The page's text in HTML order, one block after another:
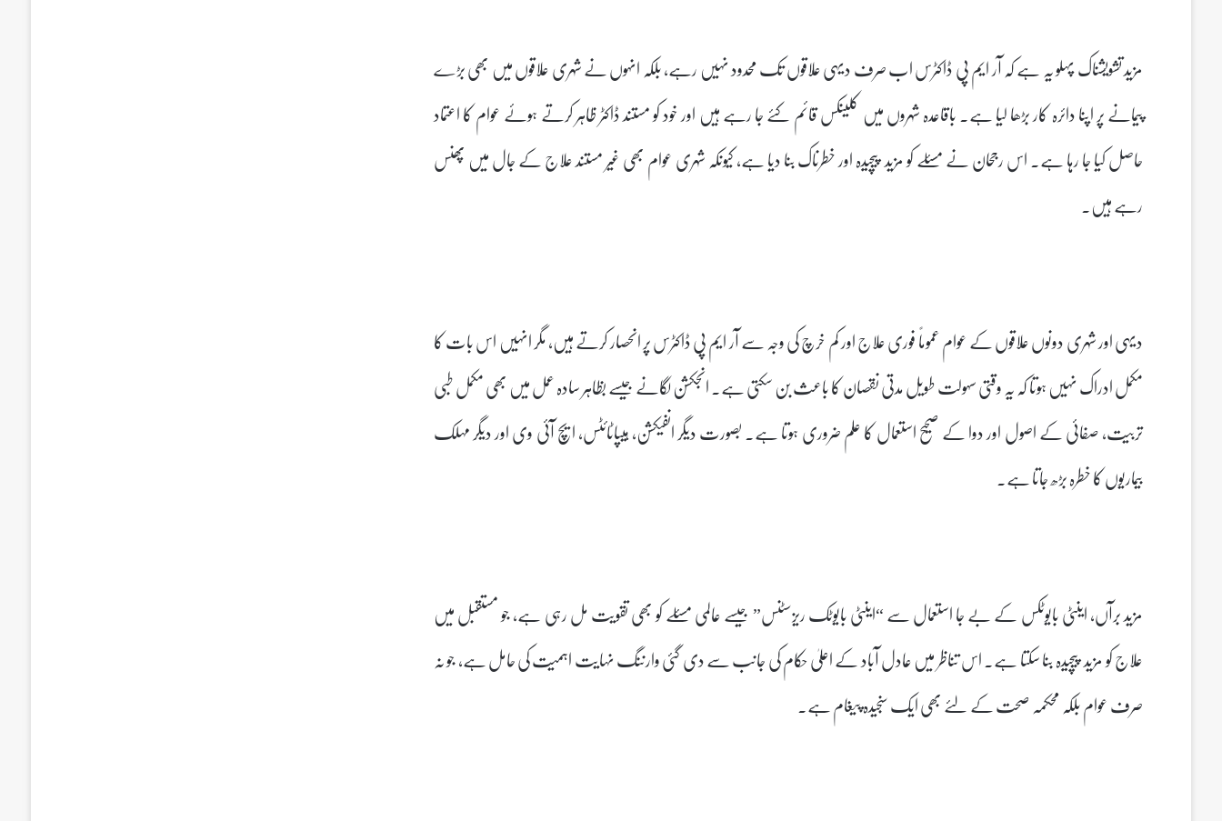
مزید تشویشناک پہلو یہ ہے کہ آر ایم پی ڈاکٹرس اب صرف دیہی علاقوں تک محدود نہیں رہے، بلکہ انہوں نے شہری علاقوں میں بھی بڑے
پیمانے پر اپنا دائرہ کار بڑھا لیا ہے۔ باقاعدہ شہروں میں کلینکس قائم کئے جا رہے ہیں اور خود کو مستند ڈاکٹر ظاہر کرتے ہوئے عوام کا اعتماد
حاصل کیا جا رہا ہے۔ اس رجحان نے مسئلے کو مزید پیچیدہ اور خطرناک بنا دیا ہے، کیونکہ شہری عوام بھی غیر مستند علاج کے جال میں پھنس
رہے ہیں۔
دیہی اور شہری دونوں علاقوں کے عوام عموماً فوری علاج اور کم خرچ کی وجہ سے آر ایم پی ڈاکٹرس پر انحصار کرتے ہیں، مگر انہیں اس بات کا
مکمل ادراک نہیں ہوتا کہ یہ وقتی سہولت طویل مدتی نقصان کا باعث بن سکتی ہے۔ انجکشن لگانے جیسے بظاہر سادہ عمل میں بھی مکمل طبی
تربیت، صفائی کے اصول اور دوا کے صحیح استعمال کا علم ضروری ہوتا ہے۔ بصورت دیگر انفیکشن، ہیپاٹائٹس، ایچ آئی وی اور دیگر مہلک
بیماریوں کا خطرہ بڑھ جاتا ہے۔
مزید برآں، اینٹی بایوٹکس کے بے جا استعمال سے “اینٹی بایوٹک ریزسٹنس” جیسے عالمی مسئلے کو بھی تقویت مل رہی ہے، جو مستقبل میں
علاج کو مزید پیچیدہ بنا سکتا ہے۔ اس تناظر میں عادل آباد کے اعلیٰ حکام کی جانب سے دی گئی وارننگ نہایت اہمیت کی حامل ہے، جو نہ
صرف عوام بلکہ محکمہ صحت کے لئے بھی ایک سنجیدہ پیغام ہے۔